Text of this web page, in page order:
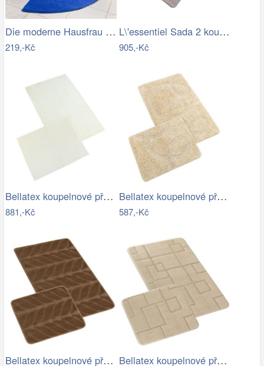
Die moderne Hausfrau Protiskluzová…
219,-Kč
L\'essentiel Sada 2 koupelnových…
905,-Kč
Bellatex koupelnové předložky BANYGOLD…
881,-Kč
Bellatex koupelnové předložky…
587,-Kč
Bellatex koupelnové předložky SADA BANY… Bellatex koupelnové předložky SADA BANY…